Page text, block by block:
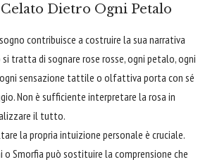
Dietro Ogni Petalo
contribuisce a costruire la sua narrativa
si tratta di sognare rose rosse, ogni petalo, ogni
sensazione tattile o olfattiva porta con sé
Non è sufficiente interpretare la rosa in
il tutto.
la propria intuizione personale è cruciale.
o Smorfia può sostituire la comprensione che